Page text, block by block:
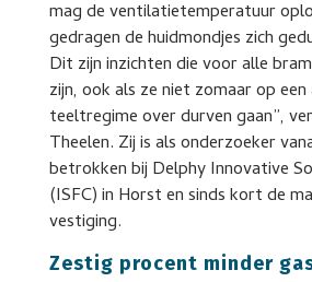
mag de ventilatietemperatuur
gedragen de huidmondjes zich
Dit zijn inzichten die voor alle
zijn, ook als ze niet zomaar op
teeltregime over durven gaan”,
Theelen. Zij is als onderzoeker
betrokken bij Delphy Innovative
(ISFC) in Horst en sinds kort de
vestiging.
Zestig procent minder